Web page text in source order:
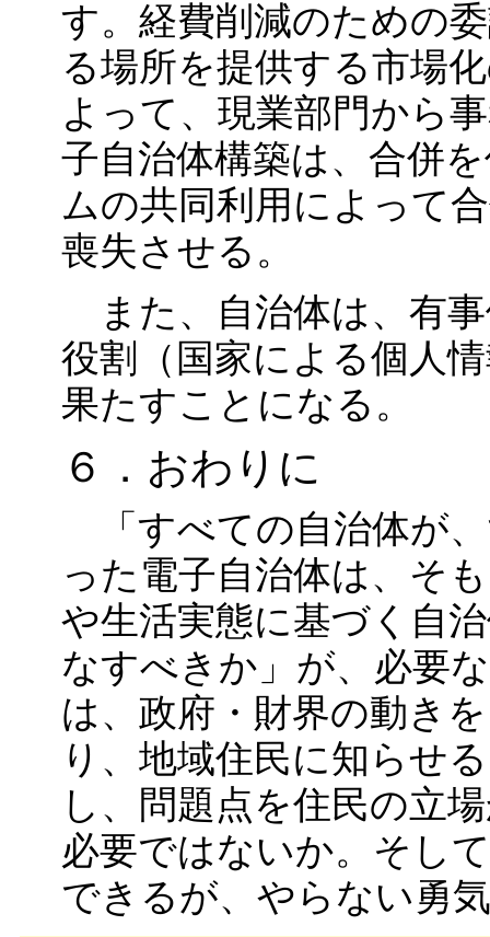
す。経費削減のための
る場所を提供する市場
よって、現業部門から
子自治体構築は、合併
ムの共同利用によって
喪失させる。
また、自治体は、有
役割（国家による個人
果たすことになる。
６．おわりに
「すべての自治体が
った電子自治体は、そ
や生活実態に基づく自
なすべきか」が、必要
は、政府・財界の動き
り、地域住民に知らせ
し、問題点を住民の立
必要ではないか。そし
できるが、やらない勇